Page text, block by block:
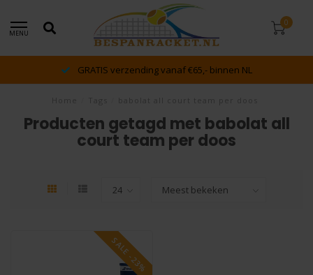
MENU
0
GRATIS verzending vanaf €65,- binnen NL
Producten getagd met babolat all
court team per doos
SALE -23%